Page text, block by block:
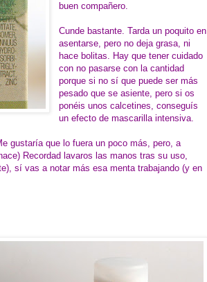
buen compañero.
Cunde bastante. Tarda un poquito en
asentarse, pero no deja grasa, ni
hace bolitas. Hay que tener cuidado
con no pasarse con la cantidad
porque si no sí que puede ser más
pesado que se asiente, pero si os
ponéis unos calcetines, conseguís
un efecto de mascarilla intensiva.
gustaría que lo fuera un poco más, pero, a
Recordad lavaros las manos tras su uso,
sí vas a notar más esa menta trabajando (y en